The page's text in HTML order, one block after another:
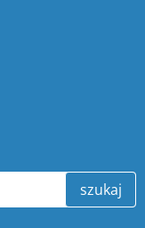
szukaj